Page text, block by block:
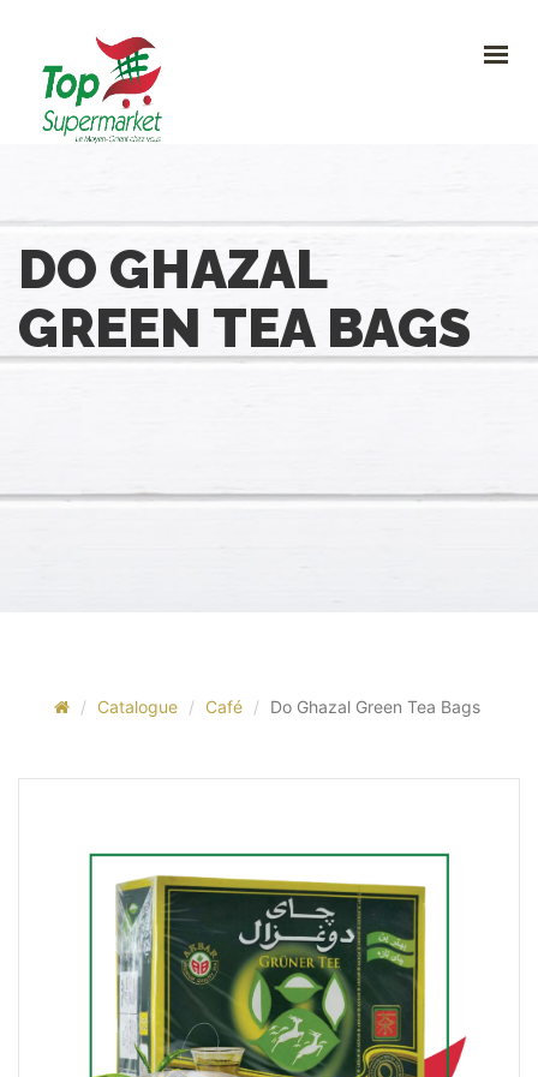
CONTACTEZ-NOUS
Avenue Clemenceau 120, 1070 Bruxelles
+32 (0)2.611 42 91
DO GHAZAL
GREEN TEA BAGS
Catalogue Café Do Ghazal Green Tea Bags